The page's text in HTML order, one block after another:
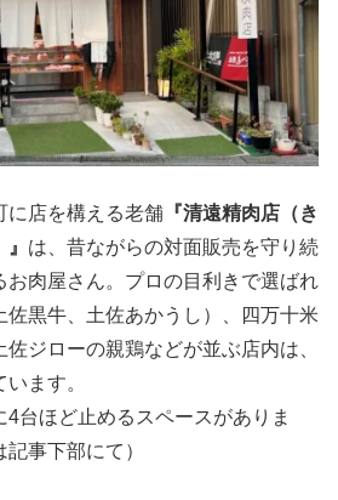
に店を構える老舗 『清遠精肉店（き
は、昔ながらの対面販売を守り続
お肉屋さん。プロの目利きで選ばれ
佐黒牛、土佐あかうし）、四万十米
ジローの親鶏などが並ぶ店内は、
ます。
台ほど止めるスペースがありま
事下部にて）